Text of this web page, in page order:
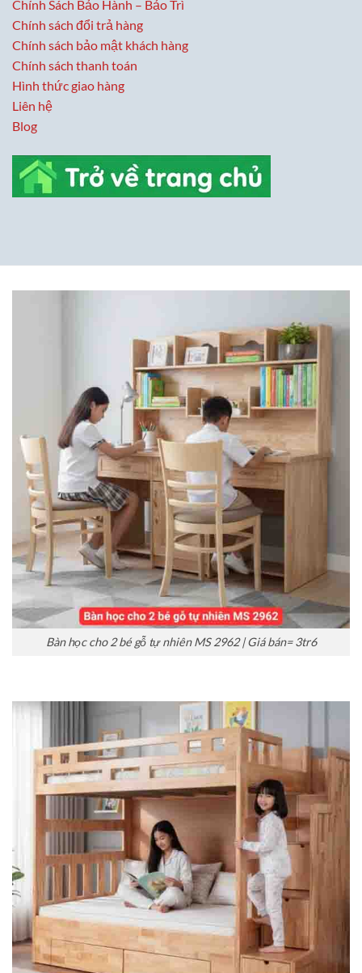
Chính Sách Bảo Hành – Bảo Trì
Chính sách đổi trả hàng
Chính sách bảo mật khách hàng
Chính sách thanh toán
Hình thức giao hàng
Liên hệ
Blog
Bàn học cho 2 bé gỗ tự nhiên MS 2962 | Giá bán= 3tr6